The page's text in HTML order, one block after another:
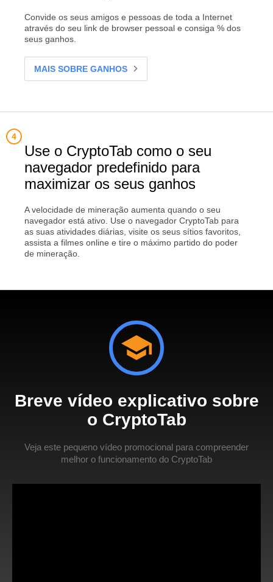
Convide os seus amigos e pessoas de toda a Internet
através do seu link de browser pessoal e consiga % dos
seus ganhos.
MAIS SOBRE GANHOS
Use o CryptoTab como o seu
navegador predefinido para
maximizar os seus ganhos
A velocidade de mineração aumenta quando o seu
navegador está ativo. Use o navegador CryptoTab para
as suas atividades diárias, visite os seus sítios favoritos,
assista a filmes online e tire o máximo partido do poder
de mineração.
Breve vídeo explicativo sobre
o CryptoTab
Veja este pequeno vídeo promocional para compreender
melhor o funcionamento do CryptoTab